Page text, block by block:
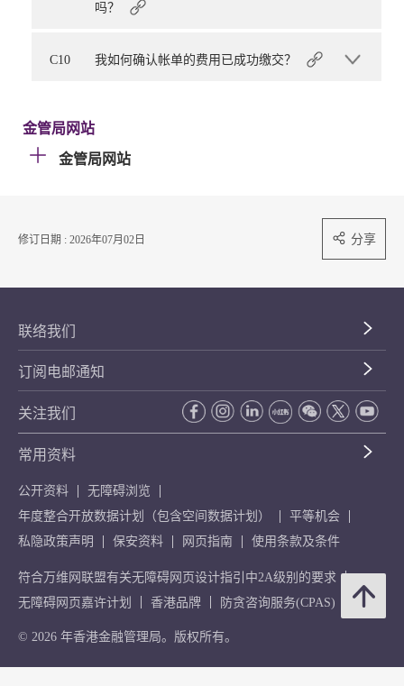
吗？
C10 我如何确认帐单的费用已成功缴交？
金管局网站
金管局网站
修订日期 : 2026年07月02日 分享
联络我们
订阅电邮通知
关注我们
常用资料
公开资料
无障碍浏览
年度整合开放数据计划（包含空间数据计划）
平等机会
私隐政策声明
保安资料 网页指南 使用条款及条件
符合万维网联盟有关无障碍网页设计指引中2A级别的要求
无障碍网页嘉许计划
香港品牌 防贪咨询服务(CPAS)
© 2026 年香港金融管理局。版权所有。